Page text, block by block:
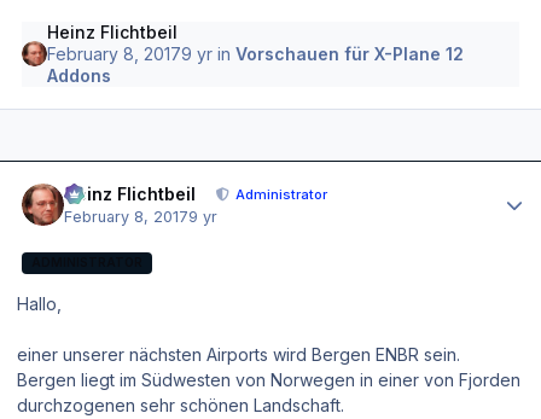
Heinz Flichtbeil
February 8, 20179 yr inVorschauen für X-Plane 12
Addons
Heinz Flichtbeil Administrator
February 8, 20179 yr
Hallo,
einer unserer nächsten Airports wird Bergen ENBR sein.
Bergen liegt im Südwesten von Norwegen in einer von Fjorden
durchzogenen sehr schönen Landschaft.